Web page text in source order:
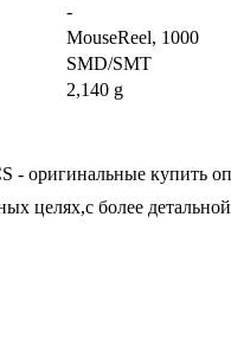
-
MouseReel, 1000
SMD/SMT
2,140 g
- оригинальные купить
целях,с более